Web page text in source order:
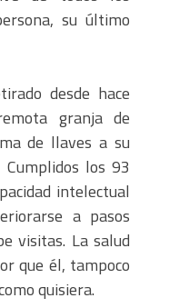
su último
desde hace
granja de
de llaves a su
los 93
intelectual
a pasos
visitas. La salud
que él, tampoco
quisiera.